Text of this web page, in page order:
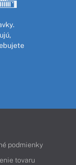
podmienky
tovaru